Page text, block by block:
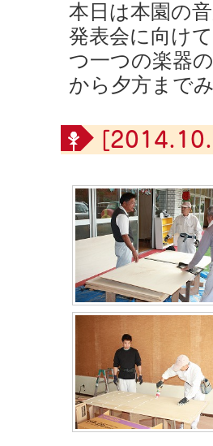
本日は本園の
発表会に向け
つ一つの楽器
から夕方まで